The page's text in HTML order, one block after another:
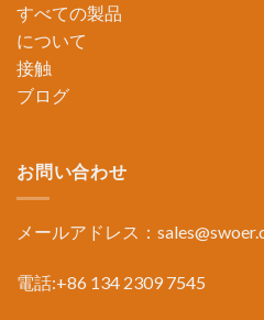
すべての製品
について
接触
ブログ
お問い合わせ
メールアドレス：
電話:+86 134 2309 7545